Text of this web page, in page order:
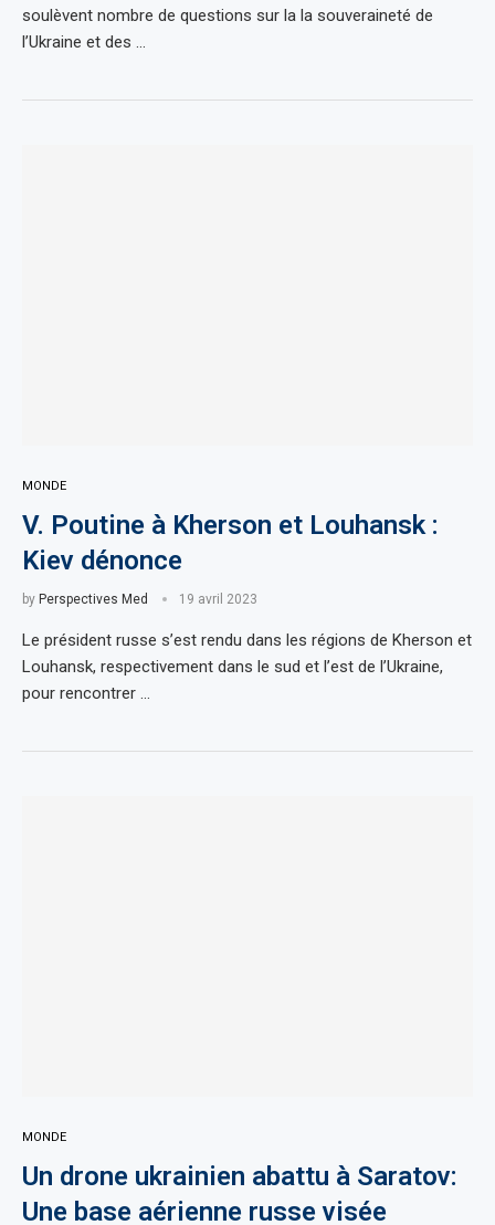
soulèvent nombre de questions sur la la souveraineté de
l’Ukraine et des …
MONDE
V. Poutine à Kherson et Louhansk :
Kiev dénonce
by Perspectives Med 19 avril 2023
Le président russe s’est rendu dans les régions de Kherson et
Louhansk, respectivement dans le sud et l’est de l’Ukraine,
pour rencontrer …
MONDE
Un drone ukrainien abattu à Saratov:
Une base aérienne russe visée